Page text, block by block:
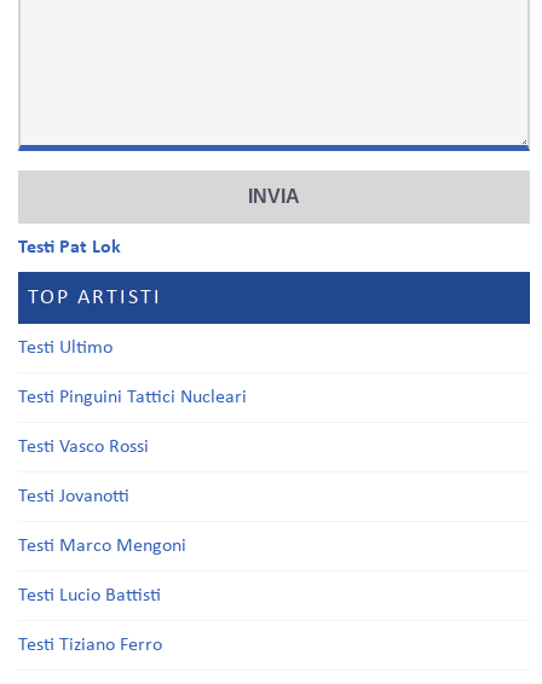
Testi Pat Lok
TOP ARTISTI
Testi Ultimo
Testi Pinguini Tattici Nucleari
Testi Vasco Rossi
Testi Jovanotti
Testi Marco Mengoni
Testi Lucio Battisti
Testi Tiziano Ferro